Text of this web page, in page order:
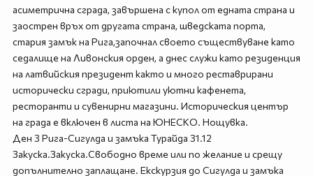
асиметрична сграда, завършена с купол от едната страна и
заострен връх от другата страна, шведската порта,
стария замък на Рига,започнал своето съществуване като
седалище на Ливонския орден, а днес служи като резиденция
на латвийския президент както и много реставрирани
исторически сгради, приютили уютни кафенета,
ресторанти и сувенирни магазини. Историческия център
на града е включен в листа на ЮНЕСКО. Нощувка.
Ден 3 Рига-Сигулда и замъка Турайда 31.12
Закуска.Закуска.Свободно време или по желание и срещу
допълнително заплащане. Екскурзия до Сигулда и замъка